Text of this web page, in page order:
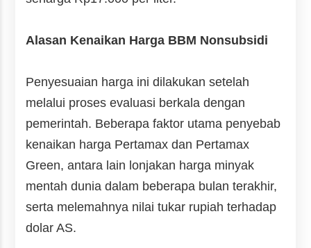
Alasan Kenaikan Harga BBM Nonsubsidi
Penyesuaian harga ini dilakukan setelah
melalui proses evaluasi berkala dengan
pemerintah. Beberapa faktor utama penyebab
kenaikan harga Pertamax dan Pertamax
Green, antara lain lonjakan harga minyak
mentah dunia dalam beberapa bulan terakhir,
serta melemahnya nilai tukar rupiah terhadap
dolar AS.